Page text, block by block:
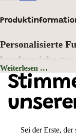
Personalisierte
handgezeichneten
Zeigen Sie schon an der
300 liebevoll
gestalten Sie Ihre ganz
Hundenamen. Jedes
Weiterlesen …
Hintergrundfarbe: Grau
Sei der Erste,